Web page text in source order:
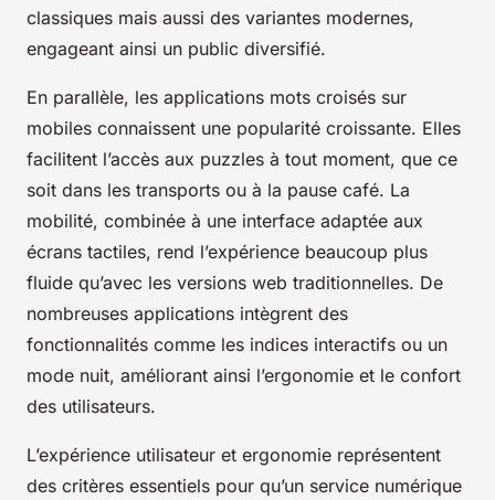
classiques mais aussi des variantes modernes,
engageant ainsi un public diversifié.
En parallèle, les applications mots croisés sur
mobiles connaissent une popularité croissante. Elles
facilitent l’accès aux puzzles à tout moment, que ce
soit dans les transports ou à la pause café. La
mobilité, combinée à une interface adaptée aux
écrans tactiles, rend l’expérience beaucoup plus
fluide qu’avec les versions web traditionnelles. De
nombreuses applications intègrent des
fonctionnalités comme les indices interactifs ou un
mode nuit, améliorant ainsi l’ergonomie et le confort
des utilisateurs.
L’expérience utilisateur et ergonomie représentent
des critères essentiels pour qu’un service numérique